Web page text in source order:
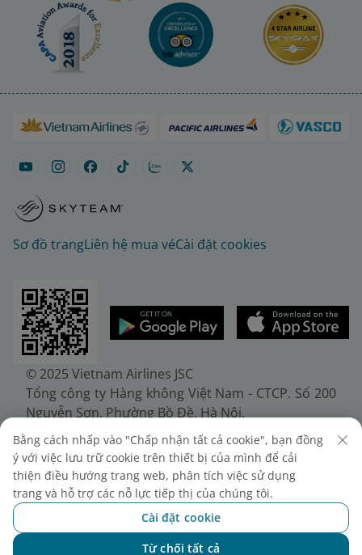
Sơ đồ trangLiên hệ mua véCài đặt cookies
© 2025 Vietnam Airlines JSC
Tổng công ty Hàng không Việt Nam - CTCP. Số 200
Nguyễn Sơn, Phường Bồ Đề, Hà Nội.
Điện thoại: (+84-24) 38272289. Fax: (+84-24)
38722375
Giấy chứng nhận đăng ký doanh nghiệp, mã số
doanh nghiệp 0100107518, đăng ký lần đầu ngày
30/6/2010, đăng ký thay đổi lần thứ 10 ngày
24/7/2025, cấp bởi Sở Tài chính Thành phố Hà Nội.
Bằng cách nhấp vào "Chấp nhận tất cả cookie", bạn đồng
ý với việc lưu trữ cookie trên thiết bị của mình để cải
thiện điều hướng trang web, phân tích việc sử dụng
trang và hỗ trợ các nỗ lực tiếp thị của chúng tôi.
Cài đặt cookie
Từ chối tất cả